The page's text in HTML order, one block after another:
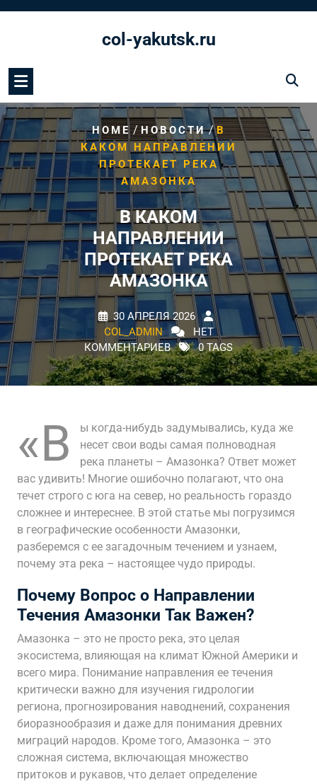
col-yakutsk.ru
HOME/НОВОСТИ/В
КАКОМ НАПРАВЛЕНИИ
ПРОТЕКАЕТ РЕКА
АМАЗОНКА
В КАКОМ
НАПРАВЛЕНИИ
ПРОТЕКАЕТ РЕКА
АМАЗОНКА
30 АПРЕЛЯ 2026
COL_ADMIN
НЕТ
КОММЕНТАРИЕВ
0 TAGS
«В
ы когда-нибудь задумывались, куда же
несет свои воды самая полноводная
река планеты – Амазонка? Ответ может
вас удивить! Многие ошибочно полагают, что она
течет строго с юга на север, но реальность гораздо
сложнее и интереснее. В этой статье мы погрузимся
в географические особенности Амазонки,
разберемся с ее загадочным течением и узнаем,
почему эта река – настоящее чудо природы.
Почему Вопрос о Направлении
Течения Амазонки Так Важен?
Амазонка – это не просто река, это целая
экосистема, влияющая на климат Южной Америки и
всего мира. Понимание направления ее течения
критически важно для изучения гидрологии
региона, прогнозирования наводнений, сохранения
биоразнообразия и даже для понимания древних
миграций народов. Кроме того, Амазонка – это
сложная система, включающая множество
притоков и рукавов, что делает определение